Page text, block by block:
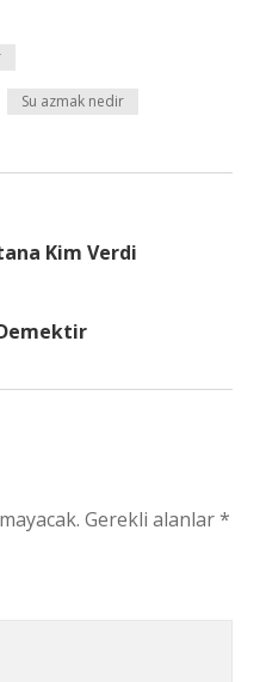
Su azmak nedir
Kim Verdi
Gerekli alanlar*